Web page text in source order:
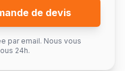
de devis
par email. Nous vous
24h.